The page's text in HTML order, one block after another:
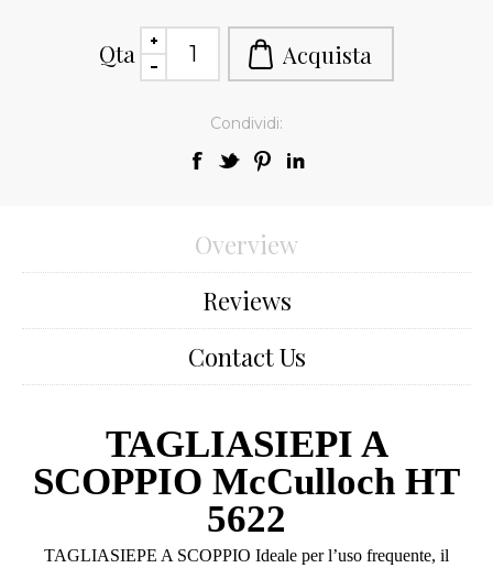
Qta
Condividi:
Overview
Reviews
Contact Us
TAGLIASIEPI A
SCOPPIO McCulloch HT
5622
TAGLIASIEPE A SCOPPIO Ideale per l’uso frequente, il